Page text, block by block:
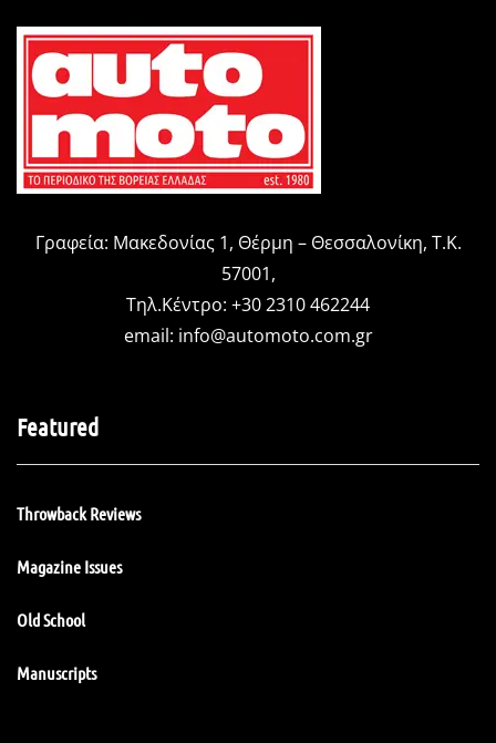
Γραφεία: Μακεδονίας 1, Θέρμη – Θεσσαλονίκη, Τ.Κ.
57001,
Τηλ.Κέντρο: +30 2310 462244
email: info@automoto.com.gr
Featured
Throwback Reviews
Magazine Issues
Old School
Manuscripts